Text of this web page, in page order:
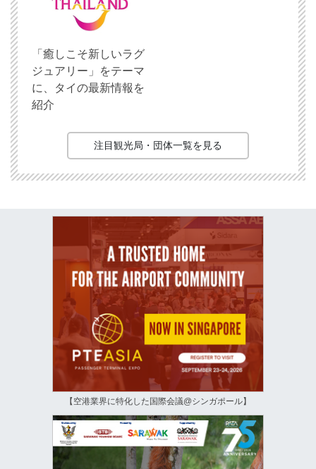
「癒しこそ新しいラグ
ジュアリー」をテーマ
に、タイの最新情報を
紹介
注目観光局・団体一覧を見る
【空港業界に特化した国際会議@シンガポール】